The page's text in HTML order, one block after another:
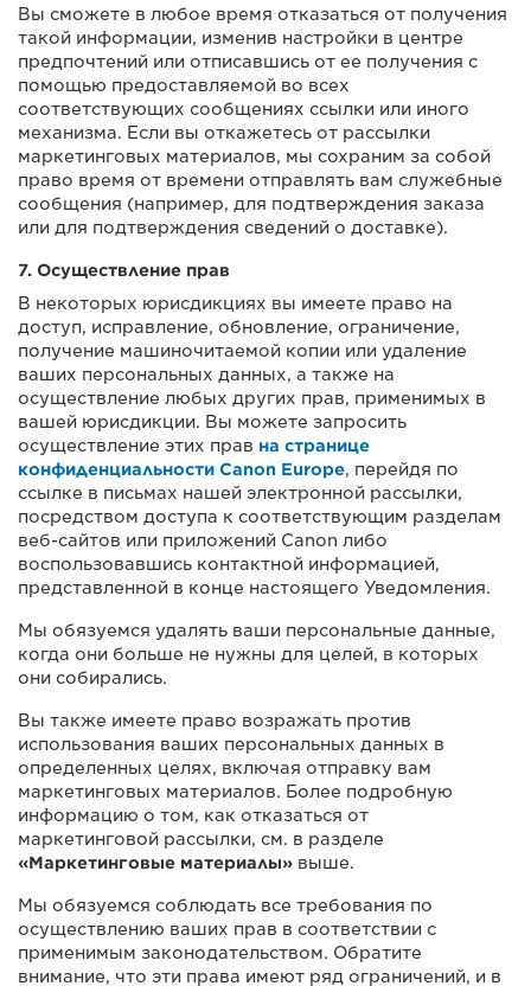
Вы сможете в любое время отказаться от получения
такой информации, изменив настройки в центре
предпочтений или отписавшись от ее получения с
помощью предоставляемой во всех
соответствующих сообщениях ссылки или иного
механизма. Если вы откажетесь от рассылки
маркетинговых материалов, мы сохраним за собой
право время от времени отправлять вам служебные
сообщения (например, для подтверждения заказа
или для подтверждения сведений о доставке).
7. Осуществление прав
В некоторых юрисдикциях вы имеете право на
доступ, исправление, обновление, ограничение,
получение машиночитаемой копии или удаление
ваших персональных данных, а также на
осуществление любых других прав, применимых в
вашей юрисдикции. Вы можете запросить
осуществление этих прав на странице
конфиденциальности Canon Europe, перейдя по
ссылке в письмах нашей электронной рассылки,
посредством доступа к соответствующим разделам
веб-сайтов или приложений Canon либо
воспользовавшись контактной информацией,
представленной в конце настоящего Уведомления.
Мы обязуемся удалять ваши персональные данные,
когда они больше не нужны для целей, в которых
они собирались.
Вы также имеете право возражать против
использования ваших персональных данных в
определенных целях, включая отправку вам
маркетинговых материалов. Более подробную
информацию о том, как отказаться от
маркетинговой рассылки, см. в разделе
«Маркетинговые материалы» выше.
Мы обязуемся соблюдать все требования по
осуществлению ваших прав в соответствии с
применимым законодательством. Обратите
внимание, что эти права имеют ряд ограничений, и в